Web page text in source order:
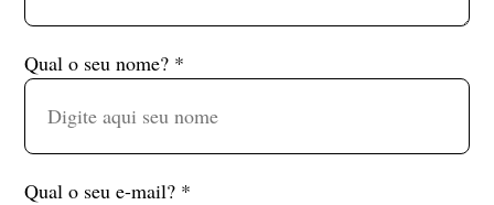
Qual o seu nome? *
Qual o seu e-mail? *